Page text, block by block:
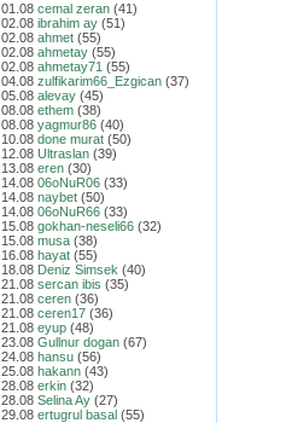
01.08 cemal zeran(41)
02.08 ibrahim ay(51)
02.08 ahmet(55)
02.08 ahmetay(55)
02.08 ahmetay71 (55)
04.08 zulfikarim66_Ezgican(37)
05.08 alevay(45)
08.08 ethem(38)
08.08 yagmur86(40)
10.08 done murat(50)
12.08 Ultraslan(39)
13.08 eren(30)
14.08 06oNuR06(33)
14.08 naybet(50)
14.08 06oNuR66(33)
15.08 gokhan-neseli66(32)
15.08 musa(38)
16.08 hayat(55)
18.08 Deniz Simsek (40)
21.08 sercan ibis (35)
21.08 ceren(36)
21.08 ceren17(36)
21.08 eyup(48)
23.08 Gullnur dogan(67)
24.08 hansu(56)
25.08 hakann(43)
28.08 erkin(32)
28.08 Selina Ay(27)
29.08 ertugrul basal(55)